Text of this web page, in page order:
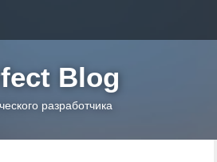
Blog
разработчика